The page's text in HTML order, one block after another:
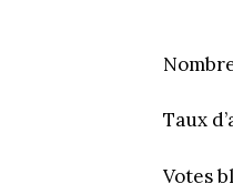
Taux
Votes